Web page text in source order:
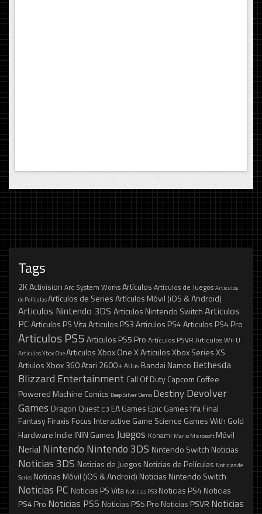
Tags
2KActivision Arc System WorksArtículos Artículos de Juegos Artículos
de PelículasArtículos de SeriesArtículos Móvil (iOS & Android)
Articulos Nintendo 3DS Articulos Nintendo SwitchArticulos
PCArticulos PS VitaArticulos PS3Articulos PS4Articulos PS4 Pro
Articulos PS5Articulos PS5 Pro Artículos PSVR Articulos Wii U
Articulos Xbox OneArticulos Xbox One XArticulos Xbox Series XS
Artiulos Xbox 360Atari 2600+Atlus Bandai Namco Bethesda
Blizzard Entertainment Call Of DutyCapcom Coffee
Powered Machine Comics Deep Silver Demo Destiny Devolver
Games Dragon QuestE3 EA Games Epic GamesfifaFinal
FantasyFiraxis Focus Interactive Game Science Games With Gold
Hardware Indie ININ GamesJuegos Konami Mario Microsoft Móvil
Nerial Nintendo Nintendo 3DS Nintendo Switch Noticias
Noticias 3DS Noticias de Juegos Noticias de Películas Noticias de
Series Noticias Móvil (iOS & Android) Noticias Nintendo Switch
Noticias PC Noticias PS Vita Noticias PS3 Noticias PS4 Noticias
PS4 Pro Noticias PS5 Noticias PS5 Pro Noticias PSVR Noticias